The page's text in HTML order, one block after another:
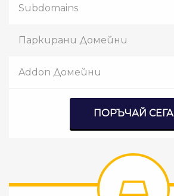
Subdomains
Паркирани Домейни
Addon Домейни
ПОРЪЧАЙ СЕГА